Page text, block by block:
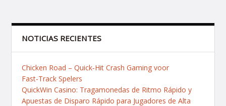
NOTICIAS RECIENTES
Chicken Road – Quick‑Hit Crash Gaming voor
Fast‑Track Spelers
QuickWin Casino: Tragamonedas de Ritmo Rápido y
Apuestas de Disparo Rápido para Jugadores de Alta